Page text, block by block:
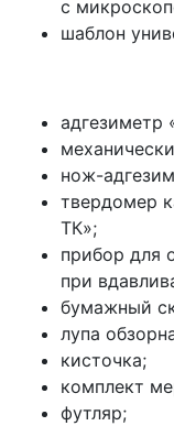
с
шаблон
адгезиметр
нож-
твердомер
ТК»;
прибор для
при
бумажный
лупа
кисточка;
комплект
футляр;